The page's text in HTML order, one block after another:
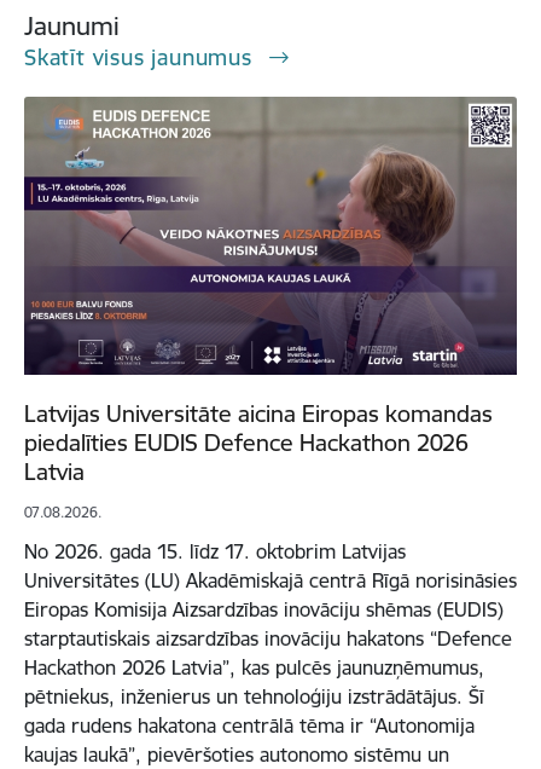
Jaunumi
Skatīt visus jaunumus
Latvijas Universitāte aicina Eiropas komandas
piedalīties EUDIS Defence Hackathon 2026
Latvia
07.08.2026.
No 2026. gada 15. līdz 17. oktobrim Latvijas
Universitātes (LU) Akadēmiskajā centrā Rīgā norisināsies
Eiropas Komisija Aizsardzības inovāciju shēmas (EUDIS)
starptautiskais aizsardzības inovāciju hakatons “Defence
Hackathon 2026 Latvia”, kas pulcēs jaunuzņēmumus,
pētniekus, inženierus un tehnoloģiju izstrādātājus. Šī
gada rudens hakatona centrālā tēma ir “Autonomija
kaujas laukā”, pievēršoties autonomo sistēmu un